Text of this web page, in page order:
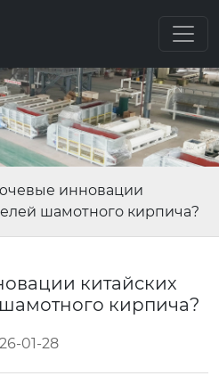
инновации
шамотного кирпича?
китайских
кирпича?
01-28